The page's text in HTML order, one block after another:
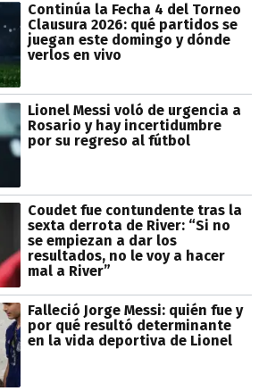
Continúa la Fecha 4 del Torneo
Clausura 2026: qué partidos se
juegan este domingo y dónde
verlos en vivo
Lionel Messi voló de urgencia a
Rosario y hay incertidumbre
por su regreso al fútbol
Coudet fue contundente tras la
sexta derrota de River: “Si no
se empiezan a dar los
resultados, no le voy a hacer
mal a River”
Falleció Jorge Messi: quién fue y
por qué resultó determinante
en la vida deportiva de Lionel